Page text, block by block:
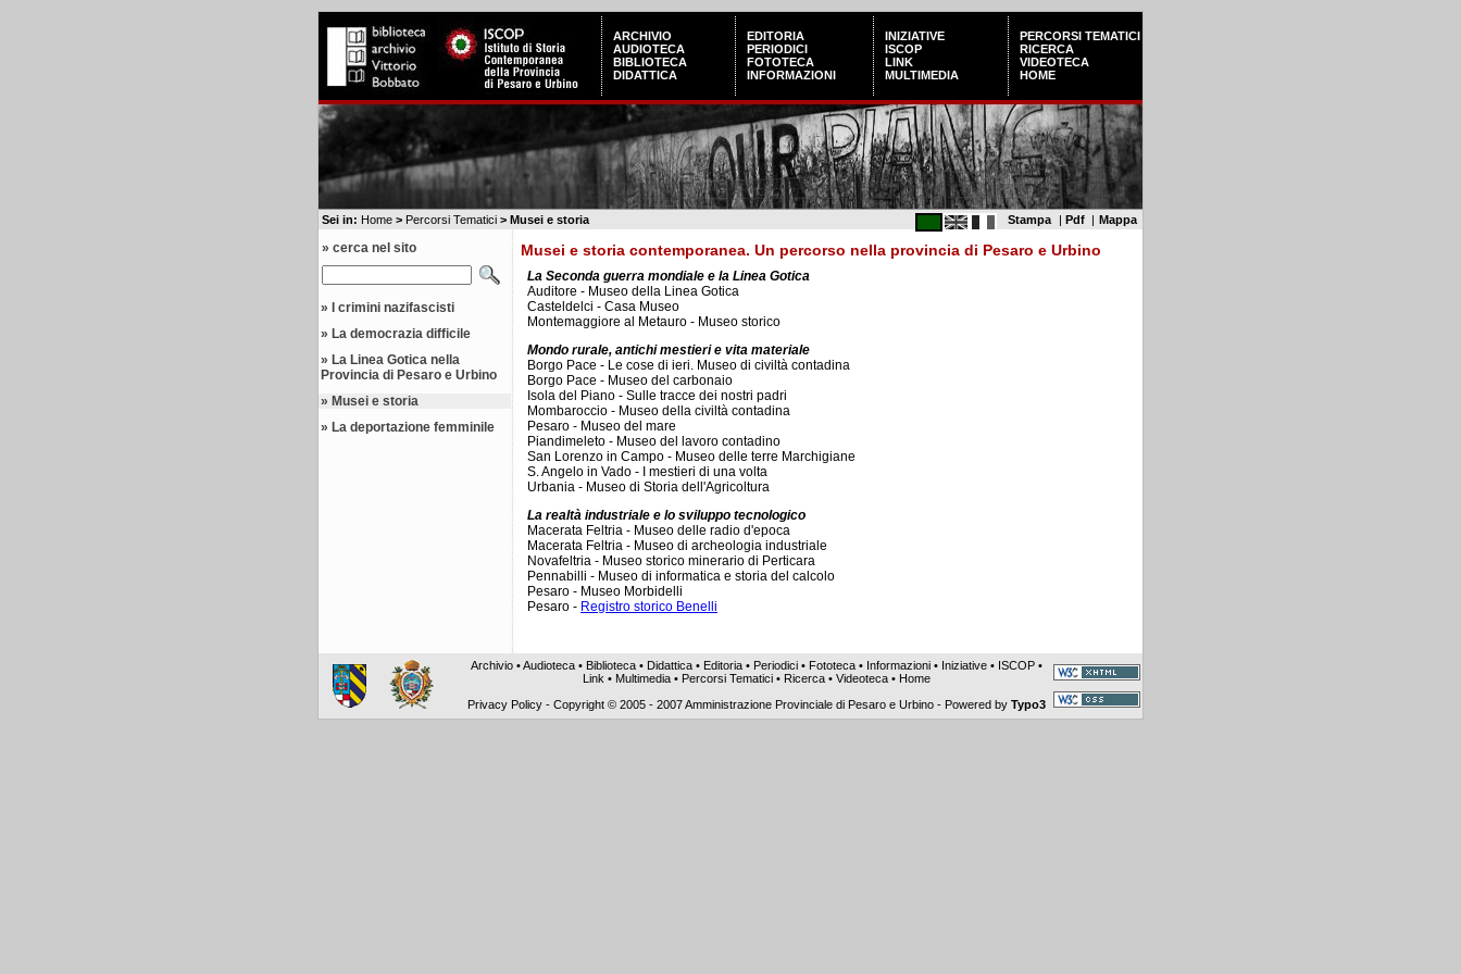
ARCHIVIO
AUDIOTECA
BIBLIOTECA
DIDATTICA
EDITORIA
PERIODICI
FOTOTECA
INFORMAZIONI
INIZIATIVE
ISCOP
LINK
MULTIMEDIA
PERCORSI TEMATICI
RICERCA
VIDEOTECA
HOME
Mappa
|
Pdf
|
Stampa
Sei in: Home > Percorsi Tematici > Musei e storia
» cerca nel sito
»
I crimini nazifascisti
» La democrazia difficile
» La Linea Gotica nella
Provincia di Pesaro e Urbino
» Musei e storia
» La deportazione femminile
Musei e storia contemporanea. Un percorso nella provincia di Pesaro e Urbino
La Seconda guerra mondiale e la Linea Gotica
Auditore - Museo della Linea Gotica
Casteldelci - Casa Museo
Montemaggiore al Metauro - Museo storico
Mondo rurale, antichi mestieri e vita materiale
Borgo Pace - Le cose di ieri. Museo di civiltà contadina
Borgo Pace - Museo del carbonaio
Isola del Piano - Sulle tracce dei nostri padri
Mombaroccio - Museo della civiltà contadina
Pesaro - Museo del mare
Piandimeleto - Museo del lavoro contadino
San Lorenzo in Campo - Museo delle terre Marchigiane
S. Angelo in Vado - I mestieri di una volta
Urbania - Museo di Storia dell'Agricoltura
La realtà industriale e lo sviluppo tecnologico
Macerata Feltria - Museo delle radio d'epoca
Macerata Feltria - Museo di archeologia industriale
Novafeltria - Museo storico minerario di Perticara
Pennabilli - Museo di informatica e storia del calcolo
Pesaro - Museo Morbidelli
Pesaro - Registro storico Benelli
Archivio •Audioteca • Biblioteca • Didattica • Editoria • Periodici • Fototeca • Informazioni • Iniziative • ISCOP •
Link • Multimedia • Percorsi Tematici • Ricerca •Videoteca • Home
Privacy Policy -Copyright © 2005 - 2007 Amministrazione Provinciale di Pesaro e Urbino - Powered byTypo3